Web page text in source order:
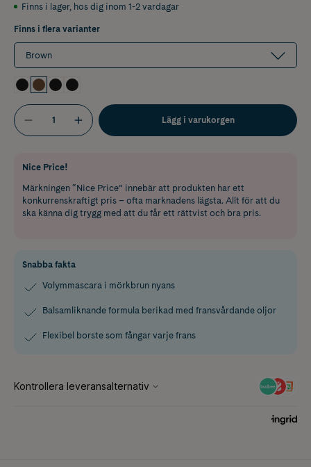
Finns i lager, hos dig inom 1-2 vardagar
Finns i flera varianter
Brown
Lägg i varukorgen
Nice Price!
Märkningen “Nice Price” innebär att produkten har ett
konkurrenskraftigt pris – ofta marknadens lägsta. Allt för att du
ska känna dig trygg med att du får ett rättvist och bra pris.
Snabba fakta
Volymmascara i mörkbrun nyans
Balsamliknande formula berikad med fransvårdande oljor
Flexibel borste som fångar varje frans